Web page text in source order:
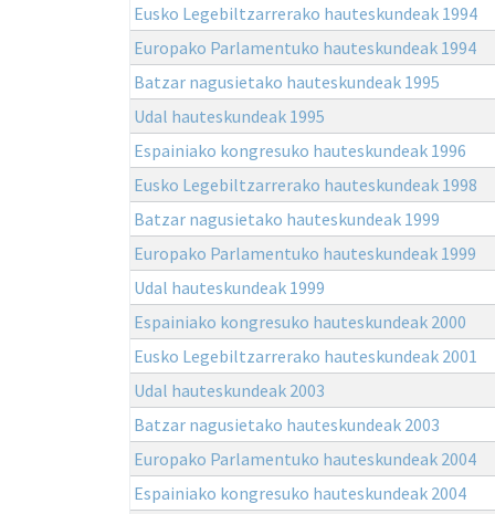
Eusko Legebiltzarrerako hauteskundeak 1994
Europako Parlamentuko hauteskundeak 1994
Batzar nagusietako hauteskundeak 1995
Udal hauteskundeak 1995
Espainiako kongresuko hauteskundeak 1996
Eusko Legebiltzarrerako hauteskundeak 1998
Batzar nagusietako hauteskundeak 1999
Europako Parlamentuko hauteskundeak 1999
Udal hauteskundeak 1999
Espainiako kongresuko hauteskundeak 2000
Eusko Legebiltzarrerako hauteskundeak 2001
Udal hauteskundeak 2003
Batzar nagusietako hauteskundeak 2003
Europako Parlamentuko hauteskundeak 2004
Espainiako kongresuko hauteskundeak 2004